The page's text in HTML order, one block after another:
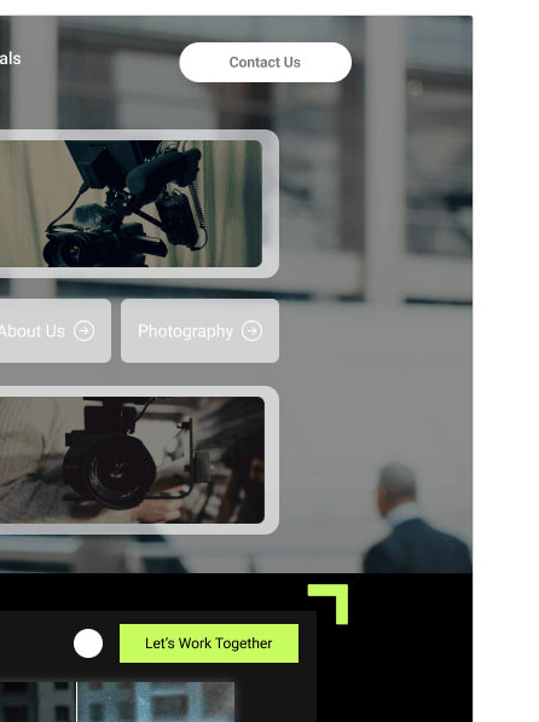
FörhandsgranskaLadda ner
1.0.9
Aktiva installationer
WordPress-version
PHP-version
5.6
Temats startsida